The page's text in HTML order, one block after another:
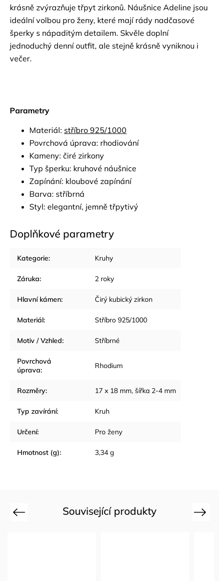
krásně zvýrazňuje třpyt zirkonů. Náušnice Adeline jsou
ideální volbou pro ženy, které mají rády nadčasové
šperky s nápaditým detailem. Skvěle doplní
jednoduchý denní outfit, ale stejně krásně vyniknou i
večer.
Parametry
Materiál: stříbro 925/1000
Povrchová úprava: rhodiování
Kameny: čiré zirkony
Typ šperku: kruhové náušnice
Zapínání: kloubové zapínání
Barva: stříbrná
Styl: elegantní, jemně třpytivý
Doplňkové parametry
Kategorie: Kruhy
Záruka: 2 roky
Hlavní kámen: Čirý kubický zirkon
Materiál: Stříbro 925/1000
Motiv / Vzhled: Stříbrné
Povrchová
úprava: Rhodium
Rozměry: 17 x 18 mm, šířka 2-4 mm
Typ zavírání: Kruh
Určení: Pro ženy
Hmotnost (g): 3,34 g
Související produkty
Previous Next